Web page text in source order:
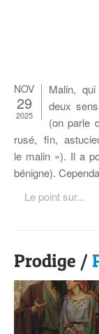
NOV
29
2025
Ma­lin,
deux
(on parle
rusé, fin,
le malin »). Il a
bé­nigne).
Le point sur...
Prodige /